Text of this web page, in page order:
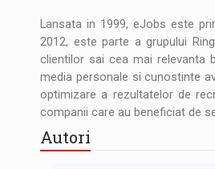
Lansata in 1999, eJobs este
2012, este parte a grupului
clientilor sai cea mai relevanta
media personale si cunostinte
optimizare a rezultatelor de
companii care au beneficiat de
Autori